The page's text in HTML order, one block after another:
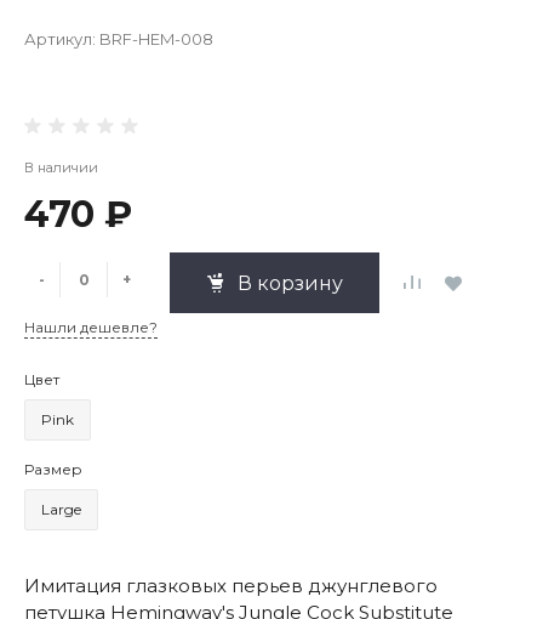
Артикул: BRF-HEM-008
В наличии
470 ₽
- + В корзину
Нашли дешевле?
Цвет
Pink
Размер
Large
Имитация глазковых перьев джунглевого
петушка Hemingway's Jungle Cock Substitute